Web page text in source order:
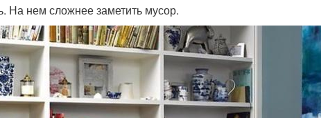
На нем сложнее заметить мусор.